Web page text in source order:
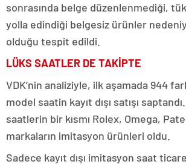
sonrasında belge düzenlenmediği,
yolla edindiği belgesiz ürünler
olduğu tespit edildi.
LÜKS SAATLER DE TAKİPTE
VDK’nin analiziyle, ilk aşamada 944
model saatin kayıt dışı satışı
saatlerin bir kısmı Rolex, Omega,
markaların imitasyon ürünleri oldu.
Sadece kayıt dışı imitasyon saat